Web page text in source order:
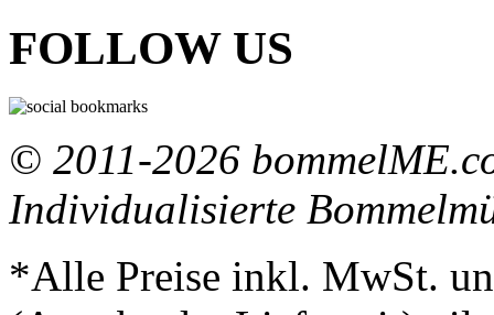
FOLLOW US
© 2011-2026
Individualisierte
*Alle Preise inkl. MwSt.